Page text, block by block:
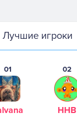
Лучшие игроки
01 02
ННВ